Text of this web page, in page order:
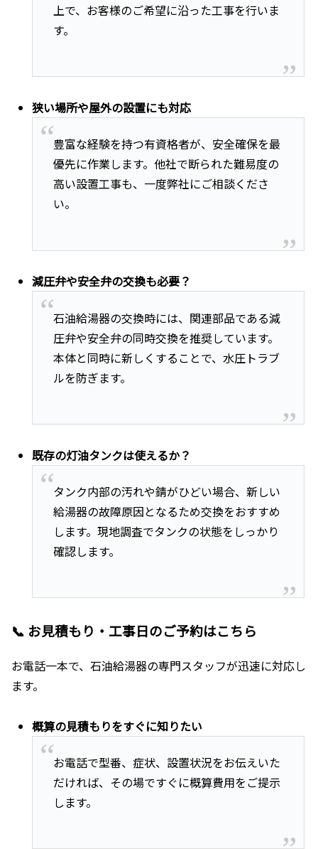
上で、お客様のご希望に沿った工事を行いま
す。
狭い場所や屋外の設置にも対応
豊富な経験を持つ有資格者が、安全確保を最
優先に作業します。他社で断られた難易度の
高い設置工事も、一度弊社にご相談くださ
い。
減圧弁や安全弁の交換も必要？
石油給湯器の交換時には、関連部品である減
圧弁や安全弁の同時交換を推奨しています。
本体と同時に新しくすることで、水圧トラブ
ルを防ぎます。
既存の灯油タンクは使えるか？
タンク内部の汚れや錆がひどい場合、新しい
給湯器の故障原因となるため交換をおすすめ
します。現地調査でタンクの状態をしっかり
確認します。
📞 お見積もり・工事日のご予約はこちら
お電話一本で、石油給湯器の専門スタッフが迅速に対応し
ます。
概算の見積もりをすぐに知りたい
お電話で型番、症状、設置状況をお伝えいた
だければ、その場ですぐに概算費用をご提示
します。